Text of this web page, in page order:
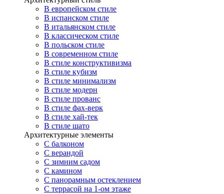
В европейском стиле
В испанском стиле
В итальянском стиле
В классическом стиле
В польском стиле
В современном стиле
В стиле конструктивизма
В стиле кубизм
В стиле минимализм
В стиле модерн
В стиле прованс
В стиле фах-верк
В стиле хай-тек
В стиле шато
Архитектурные элементы
С балконом
С верандой
С зимним садом
С камином
С панорамным остеклением
С террасой на 1-ом этаже